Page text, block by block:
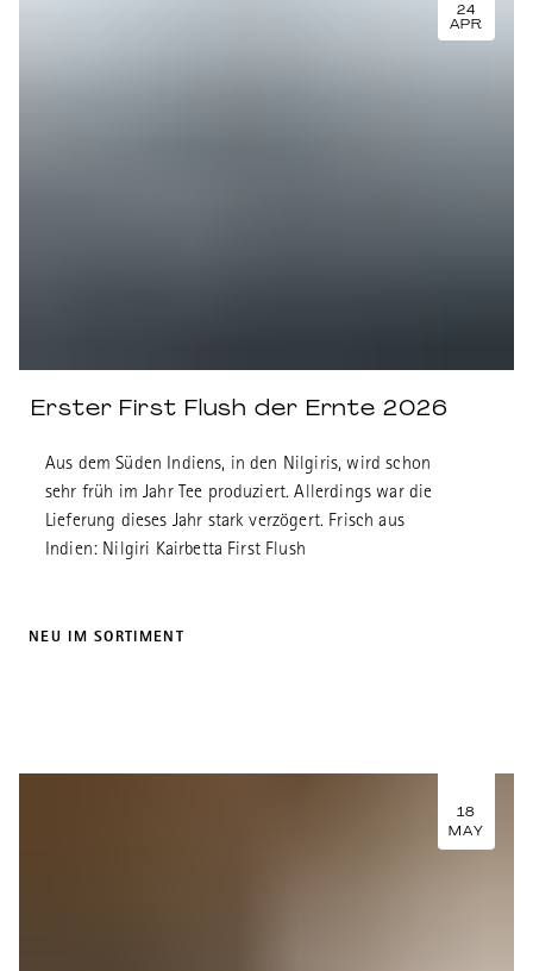
24
APR
Erster First Flush der Ernte 2026
Aus dem Süden Indiens, in den Nilgiris, wird schon
sehr früh im Jahr Tee produziert. Allerdings war die
Lieferung dieses Jahr stark verzögert. Frisch aus
Indien: Nilgiri Kairbetta First Flush
NEU IM SORTIMENT
18
MAY